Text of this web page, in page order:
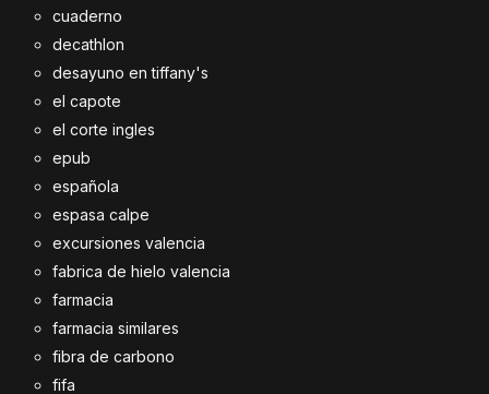
cuaderno
decathlon
desayuno en tiffany's
el capote
el corte ingles
epub
española
espasa calpe
excursiones valencia
fabrica de hielo valencia
farmacia
farmacia similares
fibra de carbono
fifa